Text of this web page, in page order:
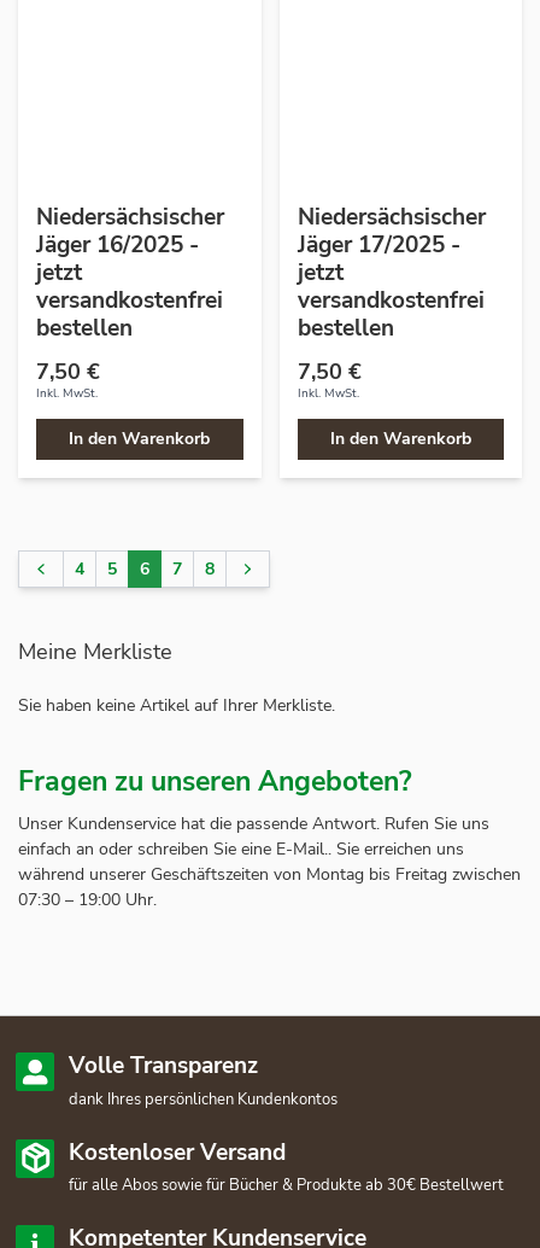
Niedersächsischer
Jäger 16/2025 -
jetzt
versandkostenfrei
bestellen
7,50 €
Inkl. MwSt.
In den Warenkorb
Niedersächsischer
Jäger 17/2025 -
jetzt
versandkostenfrei
bestellen
7,50 €
Inkl. MwSt.
In den Warenkorb
Seite Seite
4 Seite
5 Sie lesen gerade Seite
6 Seite
7 Seite
8 Seite
Meine Merkliste
Sie haben keine Artikel auf Ihrer Merkliste.
Fragen zu unseren Angeboten?
Unser Kundenservice hat die passende Antwort. Rufen Sie uns
einfach an oder schreiben Sie eine E-Mail.. Sie erreichen uns
während unserer Geschäftszeiten von Montag bis Freitag zwischen
07:30 – 19:00 Uhr.
Volle Transparenz
dank Ihres persönlichen Kundenkontos
Kostenloser Versand
für alle Abos sowie für Bücher & Produkte ab 30€ Bestellwert
Kompetenter Kundenservice